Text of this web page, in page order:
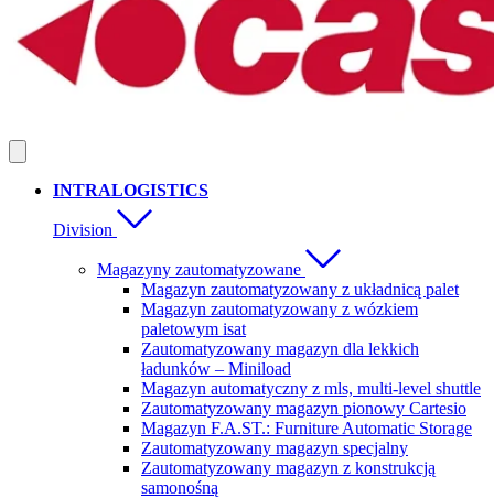
INTRALOGISTICS
Division
Magazyny zautomatyzowane
Magazyn zautomatyzowany z układnicą palet
Magazyn zautomatyzowany z wózkiem
paletowym isat
Zautomatyzowany magazyn dla lekkich
ładunków – Miniload
Magazyn automatyczny z mls, multi-level shuttle
Zautomatyzowany magazyn pionowy Cartesio
Magazyn F.A.ST.: Furniture Automatic Storage
Zautomatyzowany magazyn specjalny
Zautomatyzowany magazyn z konstrukcją
samonośną